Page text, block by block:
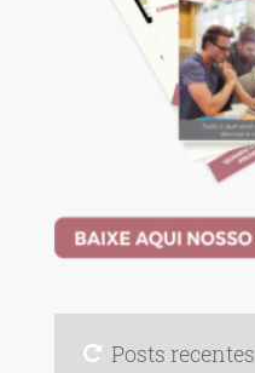
Posts recentes